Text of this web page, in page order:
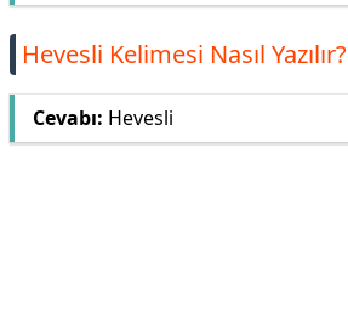
Hevesli Kelimesi Nasıl Yazılır?
Cevabı: Hevesli